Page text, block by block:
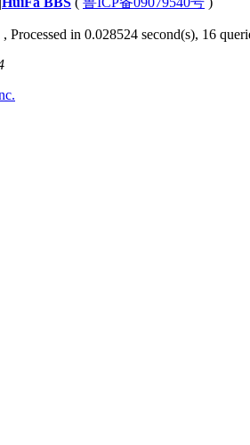
, Processed in 0.028524 second(s), 16